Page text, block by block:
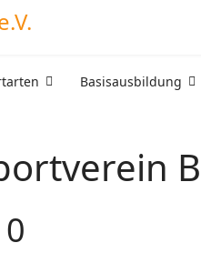
Basisausbildung